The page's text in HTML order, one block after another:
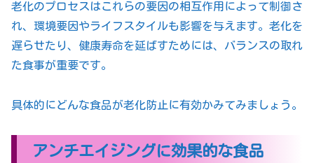
老化のプロセスはこれらの要因の相互作用によって制御さ
れ、環境要因やライフスタイルも影響を与えます。老化を
遅らせたり、健康寿命を延ばすためには、バランスの取れ
た食事が重要です。
具体的にどんな食品が老化防止に有効かみてみましょう。
アンチエイジングに効果的な食品